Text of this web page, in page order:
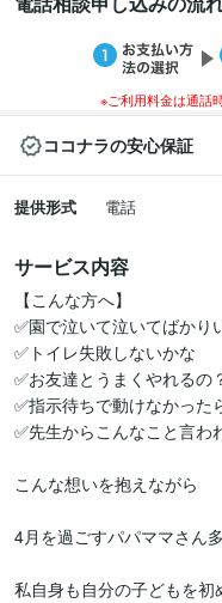
※ご利用料金は通話
ココナラの安心保証
提供形式 電話
サービス内容
【こんな方へ】
✅園で泣いて泣いてばかり
✅トイレ失敗しないかな
✅お友達とうまくやれるの
✅指示待ちで動けなかった
✅先生からこんなこと言わ
こんな想いを抱えながら
4月を過ごすパパママさん
私自身も自分の子どもを初